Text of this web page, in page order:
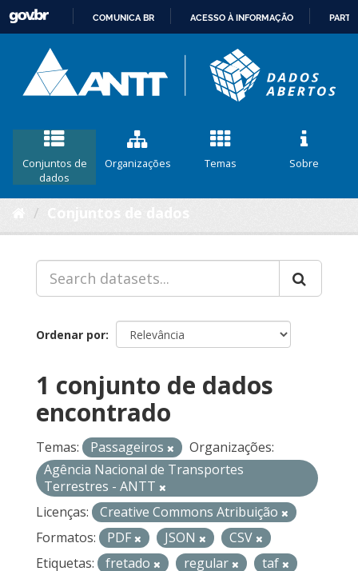
CONTEÚDO
COMUNICA BR ACESSO À INFORMAÇÃO
Conjuntos de
dados
Organizações Temas Sobre
Ordenar por
1 conjunto de dados
encontrado
Temas: Passageiros
Organizações:
Agência Nacional de Transportes
Terrestres - ANTT
Licenças:
Creative Commons Atribuição
Formatos:
PDF JSON
CSV
Etiquetas:
fretado regular
taf